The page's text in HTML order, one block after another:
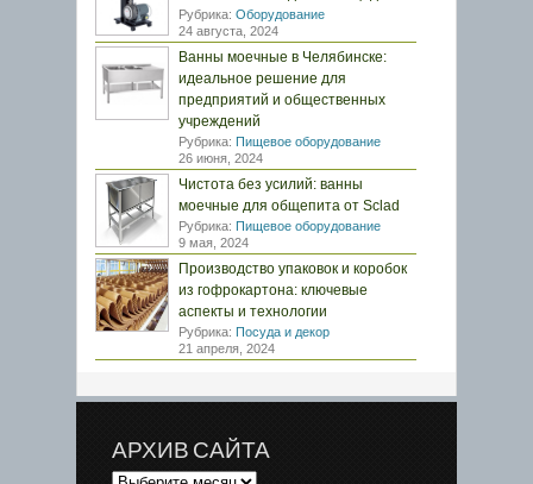
Рубрика: Оборудование
24 августа, 2024
Ванны моечные в Челябинске:
идеальное решение для
предприятий и общественных
учреждений
Рубрика: Пищевое оборудование
26 июня, 2024
Чистота без усилий: ванны
моечные для общепита от Sclad
Рубрика: Пищевое оборудование
9 мая, 2024
Производство упаковок и коробок
из гофрокартона: ключевые
аспекты и технологии
Рубрика: Посуда и декор
21 апреля, 2024
АРХИВ САЙТА